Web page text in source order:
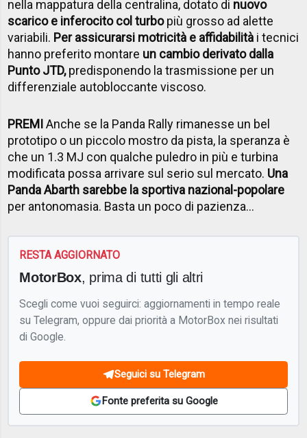
nella mappatura della centralina, dotato di nuovo
scarico e inferocito col turbopiù grosso ad alette
variabili. Per assicurarsi motricità e affidabilità i tecnici
hanno preferito montare un cambio derivato dalla
Punto JTD,predisponendo la trasmissione per un
differenziale autobloccante viscoso.
PREMIAnche se la Panda Rally rimanesse un bel
prototipo o un piccolo mostro da pista, la speranza è
che un 1.3 MJ con qualche puledro in più e turbina
modificata possa arrivare sul serio sul mercato. Una
Panda Abarth sarebbe la sportiva nazional-popolare
per antonomasia. Basta un poco di pazienza...
RESTA AGGIORNATO
MotorBox, prima di tutti gli altri
Scegli come vuoi seguirci: aggiornamenti in tempo reale
su Telegram, oppure dai priorità a MotorBox nei risultati
di Google.
Seguici su Telegram
Fonte preferita su Google